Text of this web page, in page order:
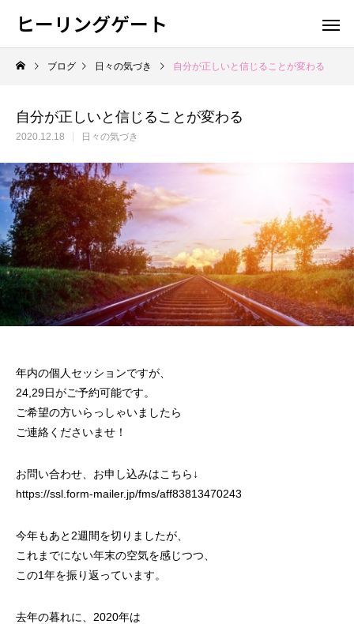
ヒーリングゲート
ブログ 日々の気づき 自分が正しいと信じることが変わる
自分が正しいと信じることが変わる
2020.12.18 日々の気づき
年内の個人セッションですが、
24,29日がご予約可能です。
ご希望の方いらっしゃいましたら
ご連絡くださいませ！
お問い合わせ、お申し込みはこちら↓
https://ssl.form-mailer.jp/fms/aff83813470243
今年もあと2週間を切りましたが、
これまでにない年末の空気を感じつつ、
この1年を振り返っています。
去年の暮れに、2020年は